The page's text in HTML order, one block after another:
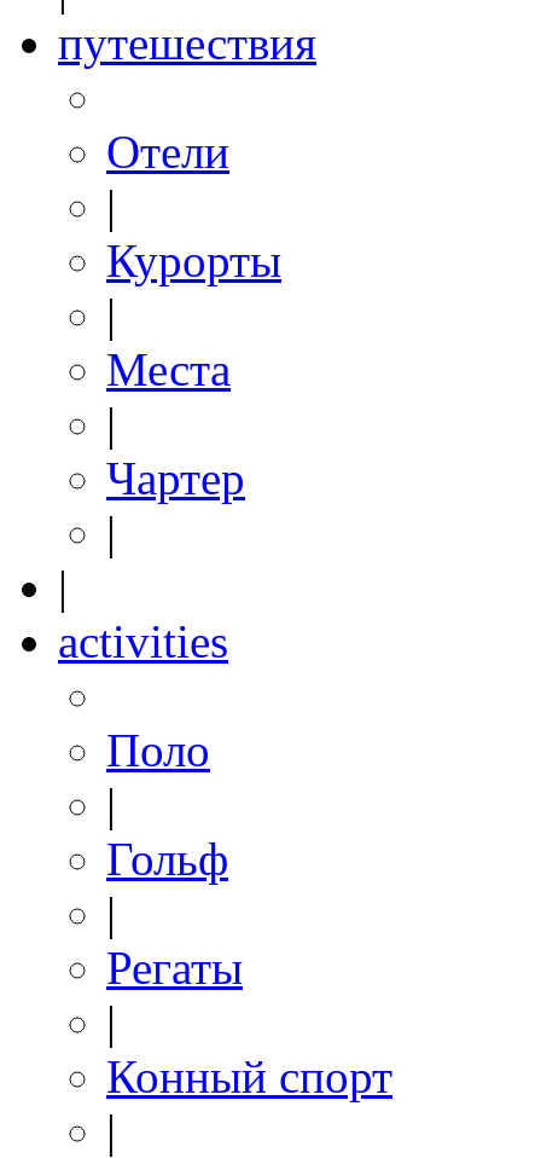
путешествия
Отели
|
Курорты
|
Места
|
Чартер
|
|
activities
Поло
|
Гольф
|
Регаты
|
Конный спорт
|